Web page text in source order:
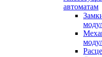
автоматам